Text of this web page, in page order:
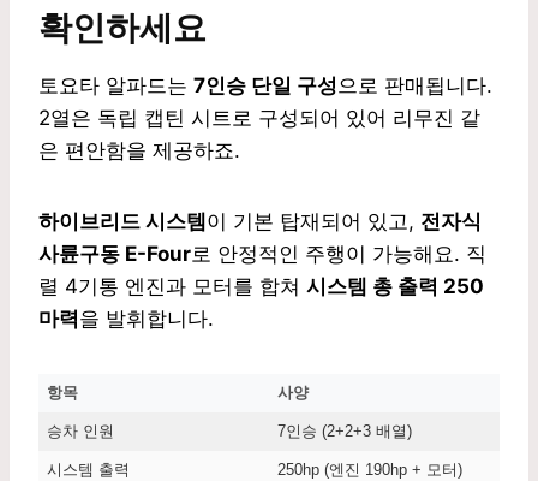
확인하세요
토요타 알파드는 7인승 단일 구성으로 판매됩니다.
2열은 독립 캡틴 시트로 구성되어 있어 리무진 같
은 편안함을 제공하죠.
하이브리드 시스템 이 기본 탑재되어 있고, 전자식
사륜구동 E-Four로 안정적인 주행이 가능해요. 직
렬 4기통 엔진과 모터를 합쳐 시스템 총 출력 250
마력을 발휘합니다.
항목 사양
승차 인원 7인승 (2+2+3 배열)
시스템 출력 250hp (엔진 190hp + 모터)